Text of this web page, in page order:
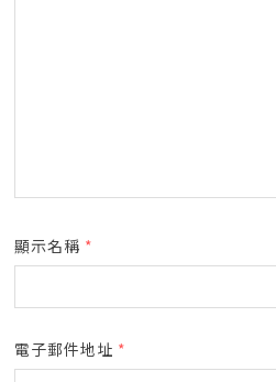
顯示名稱 *
電子郵件地址 *